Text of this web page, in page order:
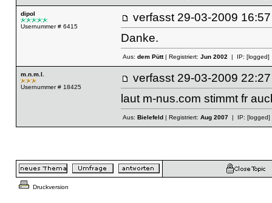
dipol
Usernummer # 6415
verfasst 29-03-2009
Danke.
Aus: dem Pütt| Registriert: Jun 2002| IP: [logged]
m.n.m.l.
Usernummer # 18425
verfasst 29-03-2009
laut m-nus.com stimmt fr
Aus: Bielefeld| Registriert: Aug 2007| IP: [logged]
Druckversion